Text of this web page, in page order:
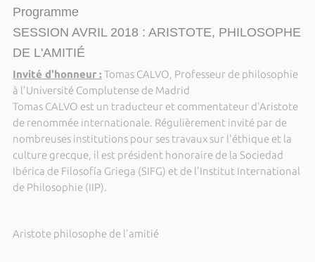
Programme
SESSION AVRIL 2018 : ARISTOTE, PHILOSOPHE
DE L'AMITIÉ
Invité d'honneur : Tomas CALVO, Professeur de philosophie
à l'Université Complutense de Madrid
Tomas CALVO est un traducteur et commentateur d'Aristote
de renommée internationale. Régulièrement invité par de
nombreuses institutions pour ses travaux sur l'éthique et la
culture grecque, il est président honoraire de la Sociedad
Ibérica de Filosofía Griega (SIFG) et de l'Institut International
de Philosophie (IIP).
Aristote philosophe de l'amitié